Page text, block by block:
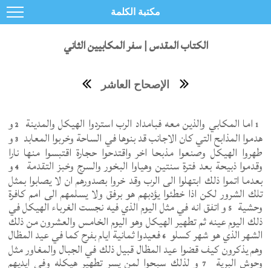
مكتبة الكلمة
الكتاب المقدس | سفر المكابيين الثاني
الإصحاح العاشر
اما المكابي والذين معه فبامداد الرب استردوا الهيكل والمدينة 2 و
هدموا المذابح التي كان الاجانب قد بنوها في الساحة وخربوا المعابد و
طهروا الهيكل وصنعوا مذبحا اخر واقتدحوا حجارة اقتبسوا منها نارا
وقدموا ذبيحة بعد فترة سنتين وهياوا البخور والسرج وخبز التقدمة و
بعدما اتموا ذلك ابتهلوا الى الرب وقد خروا بصدورهم ان لا يصابوا بمثل
تلك الشرور لكن اذا خطئوا يؤدبهم هو برفق ولا يسلمهم الى امم كافرة
وحشية و اتفق انه في مثل اليوم الذي فيه نجست الغرباء الهيكل في
ذلك اليوم عينه ثم تطهير الهيكل وهو اليوم الخامس والعشرون من ذلك
الشهر الذي هو شهر كسلو 6 فعيدوا ثمانية ايام بفرح كما في عيد المظال
وهم يذكرون كيف قضوا عيد المظال قبيل ذلك في الجبال والمغاور مثل
وحوش البرية 7 و لذلك سبحوا لمن يسر تطهير هيكله وفي ايديهم